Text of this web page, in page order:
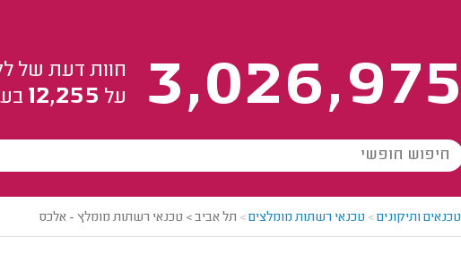
3,026,975
חוות דעת של
על 12,255
טכנאים ותיקונים> טכנאי רשתות מומלצים> תל אביב > טכנאי רשתות מומלץ - אלכס